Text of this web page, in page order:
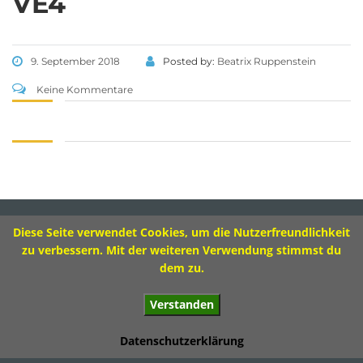
9. September 2018 Posted by: Beatrix Ruppenstein
Keine Kommentare
Tel 09571 – 2082
Sekretariat
Montag 8.00 – 12.00 Uhr
Mittwoch 8.00 – 11.30 Uhr
Impressum
© 2017 Ivo-Hennemann-Grundschule Bad Staffelstein
Diese Seite verwendet Cookies, um die Nutzerfreundlichkeit
zu verbessern. Mit der weiteren Verwendung stimmst du
dem zu.
Verstanden
Datenschutzerklärung